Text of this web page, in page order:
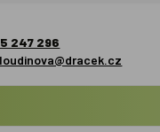
247 296